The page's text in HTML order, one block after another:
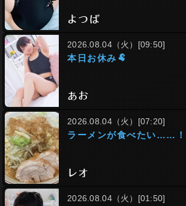
よつば
2026.08.04（火）[09:50]
本日お休み🐏
あお
2026.08.04（火）[07:20]
ラーメンが食べたい……！
レオ
2026.08.04（火）[01:50]